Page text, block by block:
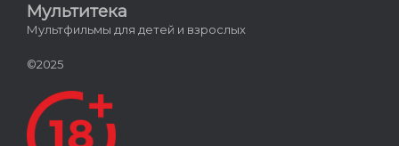
Мультитека
Мультфильмы для детей и взрослых
©2025